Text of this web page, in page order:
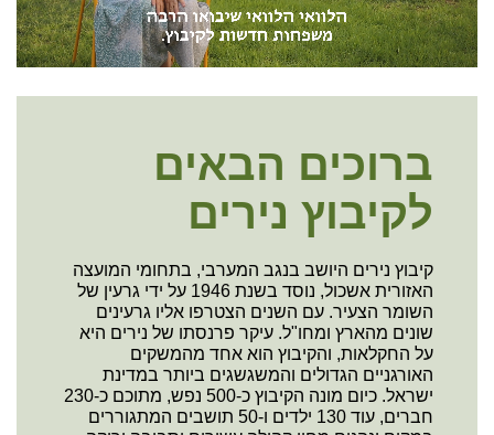
none
ברוכים הבאים
לקיבוץ נירים
קיבוץ נירים היושב בנגב המערבי, בתחומי המועצה
האזורית אשכול, נוסד בשנת 1946 על ידי גרעין של
השומר הצעיר. עם השנים הצטרפו אליו גרעינים
שונים מהארץ ומחו"ל. עיקר פרנסתו של נירים היא
על החקלאות, והקיבוץ הוא אחד מהמשקים
האורגניים הגדולים והמשגשגים ביותר במדינת
ישראל. כיום מונה הקיבוץ כ-500 נפש, מתוכם כ-230
חברים, עוד 130 ילדים ו-50 תושבים המתגוררים